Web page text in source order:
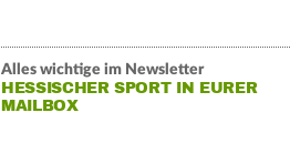
Alles wichtige im Newsletter
HESSISCHER SPORT IN EURER
MAILBOX